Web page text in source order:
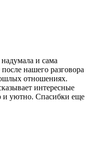
и сама
нашего разговора
отношениях.
интересные
и уютно. Спасибки еще